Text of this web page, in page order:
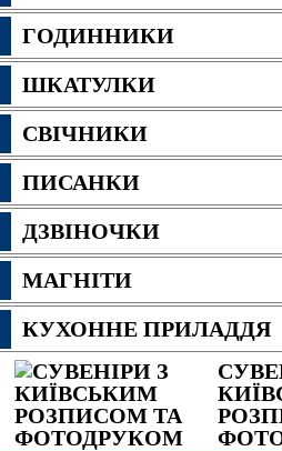
ГОДИННИКИ
ШКАТУЛКИ
СВІЧНИКИ
ПИСАНКИ
ДЗВІНОЧКИ
МАГНІТИ
КУХОННЕ ПРИЛАДДЯ